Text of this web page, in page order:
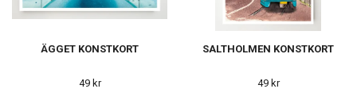
ÄGGET KONSTKORT
49 kr
SALTHOLMEN KONSTKORT
49 kr